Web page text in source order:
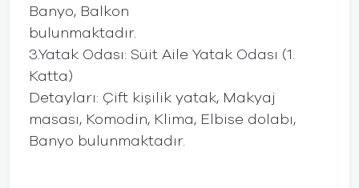
Banyo, Balkon
bulunmaktadır.
3.Yatak Odası: Süit Aile Yatak Odası (1.
Katta)
Detayları: Çift kişilik yatak, Makyaj
masası, Komodin, Klima, Elbise dolabı,
Banyo bulunmaktadır.